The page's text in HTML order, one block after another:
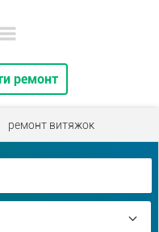
ремонт
ремонт витяжок